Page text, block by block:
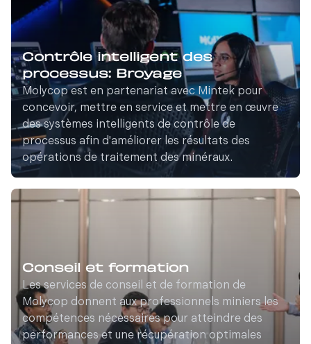
Contrôle intelligent des
processus: Broyage
Molycop est en partenariat avec Mintek pour
concevoir, mettre en service et mettre en œuvre
des systèmes intelligents de contrôle de
processus afin d'améliorer les résultats des
opérations de traitement des minéraux.
Conseil et formation
Les services de conseil et de formation de
Molycop donnent aux professionnels miniers les
compétences nécessaires pour atteindre des
performances et une récupération optimales